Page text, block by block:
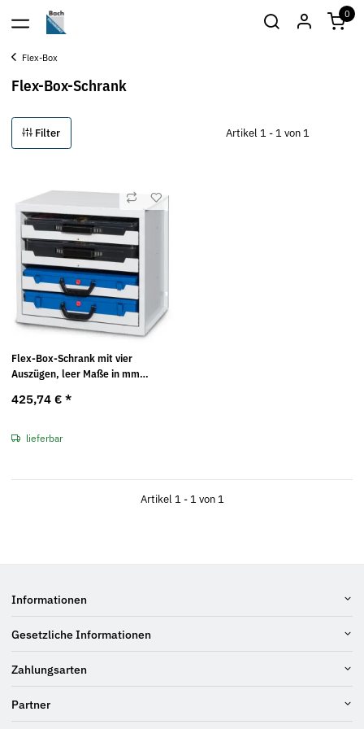
0
Flex-Box
Flex-Box-Schrank
Filter Artikel 1 - 1 von 1
Flex-Box-Schrank mit vier
Auszügen, leer Maße in mm
425,74 € *
lieferbar
Artikel 1 - 1 von 1
Informationen
Gesetzliche Informationen
Zahlungsarten
Partner